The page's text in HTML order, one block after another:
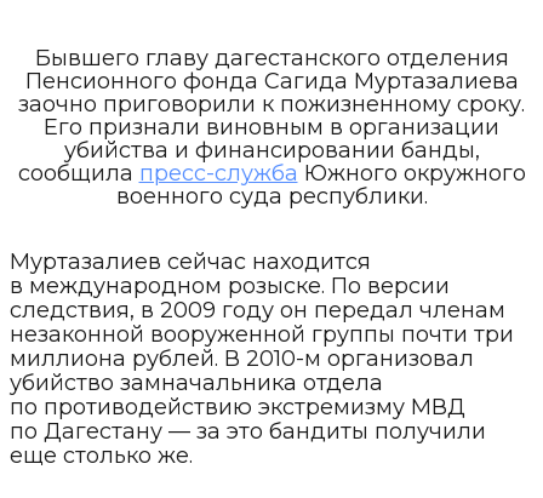
Бывшего главу дагестанского отделения
Пенсионного фонда Сагида Муртазалиева
заочно приговорили к пожизненному сроку.
Его признали виновным в организации
убийства и финансировании банды,
сообщила пресс-служба Южного окружного
военного суда республики.
Муртазалиев сейчас находится
в международном розыске. По версии
следствия, в 2009 году он передал членам
незаконной вооруженной группы почти три
миллиона рублей. В 2010-м организовал
убийство замначальника отдела
по противодействию экстремизму МВД
по Дагестану — за это бандиты получили
еще столько же.